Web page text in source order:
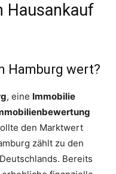
Hausankauf
Hamburg wert?
, eine Immobilie
den Marktwert
zählt zu den
Bereits